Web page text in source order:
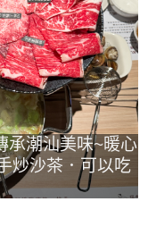
承潮汕美味~暖心
炒沙茶．可以吃